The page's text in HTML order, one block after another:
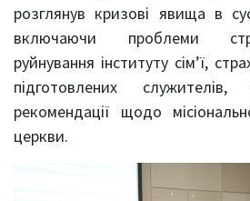
розглянув кризові явища в
включаючи проблеми
руйнування інституту сім’ї,
підготовлених
рекомендації щодо
церкви.